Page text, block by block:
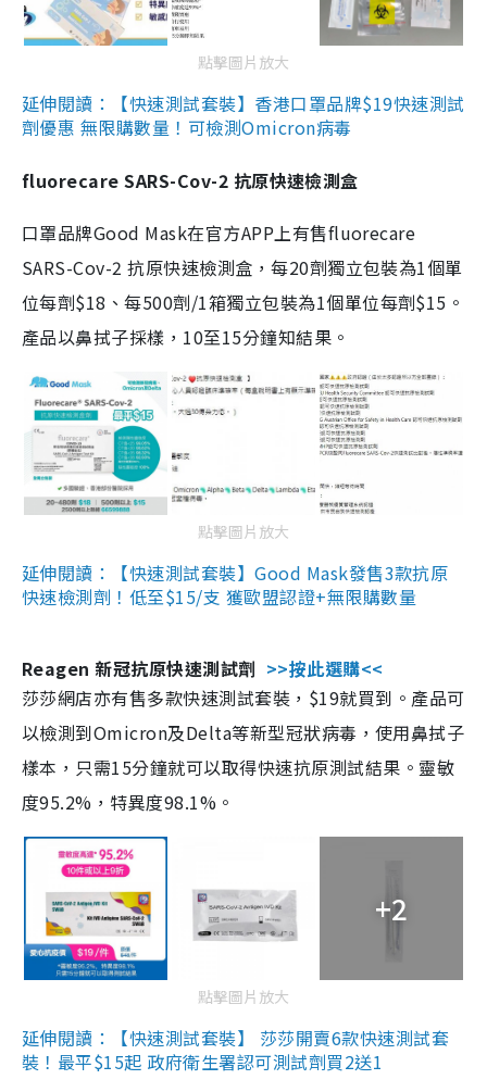
點擊圖片放大
延伸閱讀：【快速測試套裝】香港口罩品牌$19快速測試
劑優惠 無限購數量！可檢測Omicron病毒
fluorecare SARS-Cov-2 抗原快速檢測盒
口罩品牌Good Mask在官方APP上有售fluorecare
SARS-Cov-2 抗原快速檢測盒，每20劑獨立包裝為1個單
位每劑$18、每500劑/1箱獨立包裝為1個單位每劑$15。
產品以鼻拭子採樣，10至15分鐘知結果。
點擊圖片放大
延伸閱讀：【快速測試套裝】Good Mask發售3款抗原
快速檢測劑！低至$15/支 獲歐盟認證+無限購數量
Reagen 新冠抗原快速測試劑 >>按此選購<<
莎莎網店亦有售多款快速測試套裝，$19就買到。產品可
以檢測到Omicron及Delta等新型冠狀病毒，使用鼻拭子
樣本，只需15分鐘就可以取得快速抗原測試結果。靈敏
度95.2%，特異度98.1%。
+2
點擊圖片放大
延伸閱讀：【快速測試套裝】 莎莎開賣6款快速測試套
裝！最平$15起 政府衛生署認可測試劑買2送1